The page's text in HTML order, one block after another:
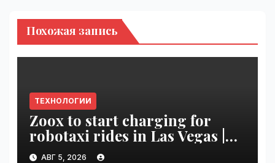
Похожая запись
ТЕХНОЛОГИИ
Zoox to start charging for
robotaxi rides in Las Vegas |
VseTime.ru
АВГ 5, 2026